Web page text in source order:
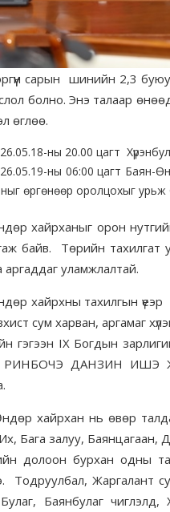
сарын шинийн 2,3
болно. Энэ талаар
өглөө.
ны 20.00 цагт
ны 06:00 цагт Баян-
өргөнөөр оролцохыг урьж
хайрханыг орон
байв. Төрийн тахилгат
аргаддаг уламжлалтай.
хайрхны тахилгын
сум харван, аргамаг
гэгээн IX Богдын
ДАНЗИН ИШЭ
хайрхан нь өвөр
Бага залуу, Баянцагаан,
долоон бурхан одны
Тодруулбал, Жаргалант
Баянбулаг